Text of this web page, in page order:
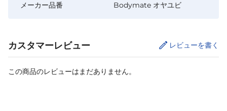
メーカー品番
Bodymate オヤユビ
カスタマーレビュー レビューを書く
この商品のレビューはまだありません。